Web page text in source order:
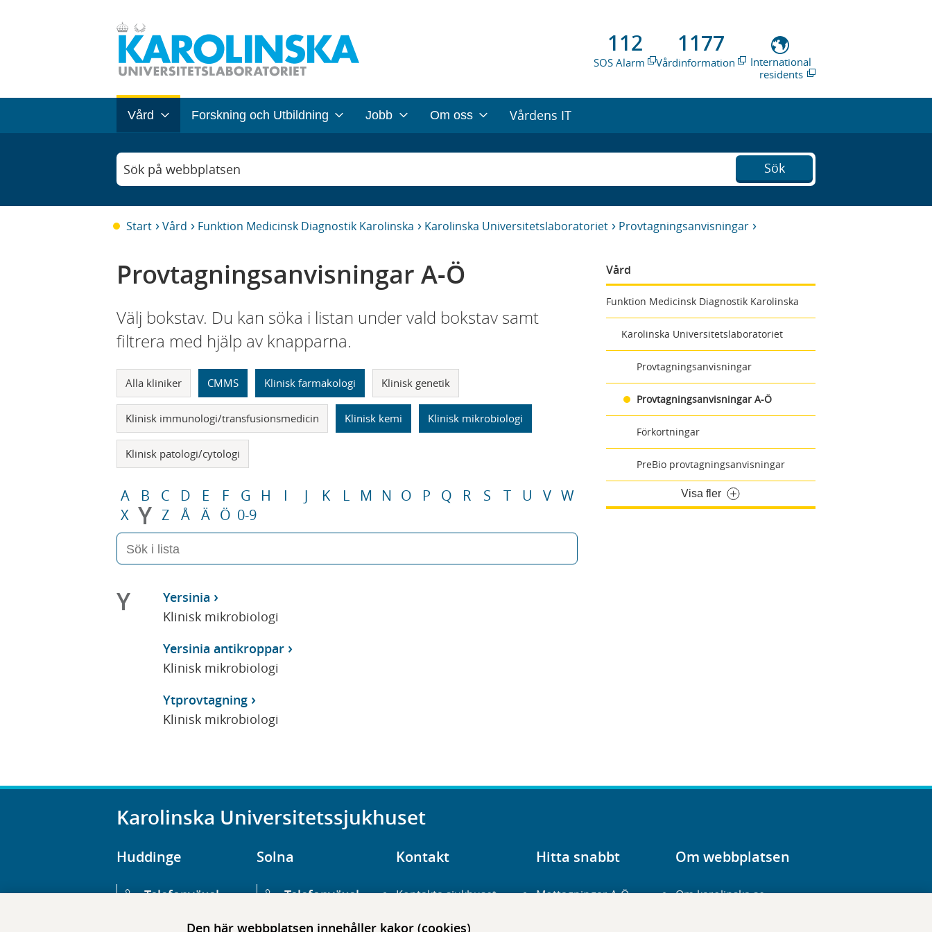
Den här webbplatsen innehåller kakor (cookies)
112
SOS Alarm
1177
Vårdinformation
International
residents
Vård Forskning och Utbildning Jobb Om oss Vårdens IT
Sök på webbplatsen Sök
Start Vård Funktion Medicinsk Diagnostik Karolinska Karolinska Universitetslaboratoriet Provtagningsanvisningar
Vård
Funktion Medicinsk Diagnostik Karolinska
Karolinska Universitetslaboratoriet
Provtagningsanvisningar
Provtagningsanvisningar A-Ö
Förkortningar
PreBio provtagningsanvisningar
Visa fler
Provtagningsanvisningar A-Ö
Välj bokstav. Du kan söka i listan under vald bokstav samt
filtrera med hjälp av knapparna.
Alla kliniker CMMS Klinisk farmakologi Klinisk genetik
Klinisk immunologi/transfusionsmedicin Klinisk kemi Klinisk mikrobiologi
Klinisk patologi/cytologi
A B C D E F G H I J K L M N O P Q R S T U V W
X Y Z Å Ä Ö 0-9
Y
Yersinia
Klinisk mikrobiologi
Yersinia antikroppar
Klinisk mikrobiologi
Ytprovtagning
Klinisk mikrobiologi
Karolinska Universitetssjukhuset
Huddinge
Telefonväxel
Solna
Telefonväxel
Kontakt
Kontakta sjukhuset
Hitta hit
Hitta snabbt
Mottagningar A-Ö
Om webbplatsen
Om karolinska.se